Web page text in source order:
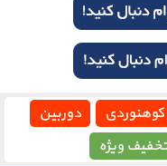
دوربین
ویژه